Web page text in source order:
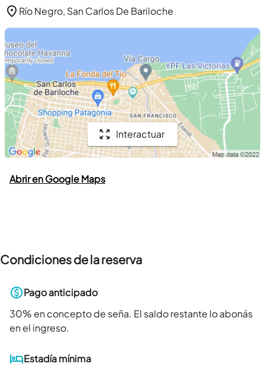
Río Negro, San Carlos De Bariloche
Interactuar
Abrir en Google Maps
Condiciones de la reserva
Pago anticipado
30% en concepto de seña. El saldo restante lo abonás
en el ingreso.
Estadía mínima